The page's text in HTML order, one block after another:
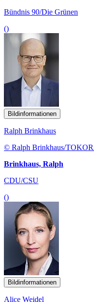
Bündnis 90/Die Grünen
()
Bildinformationen
Ralph Brinkhaus
© Ralph Brinkhaus/
Brinkhaus, Ralph
CDU/CSU
()
Bildinformationen
Alice Weidel